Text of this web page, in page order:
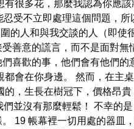
很多花，那麼我認為你應
受不立即處理這個問題，
的人和與我交談的人（即使
善意的謊言，而不是面對無
喜歡的事，他們會有他們的
會在你身邊。 然而，在主
，生長在樹冠下，價格昂
並沒有那麼輕鬆！ 不幸的
19 帳幕裡一切用處的器皿